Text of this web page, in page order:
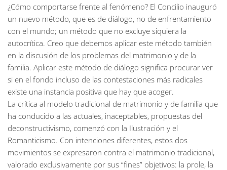
¿Cómo comportarse frente al fenómeno? El Concilio inauguró
un nuevo método, que es de diálogo, no de enfrentamiento
con el mundo; un método que no excluye siquiera la
autocrítica. Creo que debemos aplicar este método también
en la discusión de los problemas del matrimonio y de la
familia. Aplicar este método de diálogo significa procurar ver
si en el fondo incluso de las contestaciones más radicales
existe una instancia positiva que hay que acoger.
La crítica al modelo tradicional de matrimonio y de familia que
ha conducido a las actuales, inaceptables, propuestas del
deconstructivismo, comenzó con la Ilustración y el
Romanticismo. Con intenciones diferentes, estos dos
movimientos se expresaron contra el matrimonio tradicional,
valorado exclusivamente por sus “fines” objetivos: la prole, la